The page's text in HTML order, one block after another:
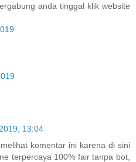
anda tinggal klik website
13:04
komentar ini karena di sini
terpercaya 100% fair tanpa bot,